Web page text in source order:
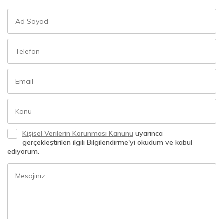
Kişisel Verilerin Korunması Kanunu uyarınca
gerçekleştirilen ilgili Bilgilendirme'yi okudum ve kabul
ediyorum.